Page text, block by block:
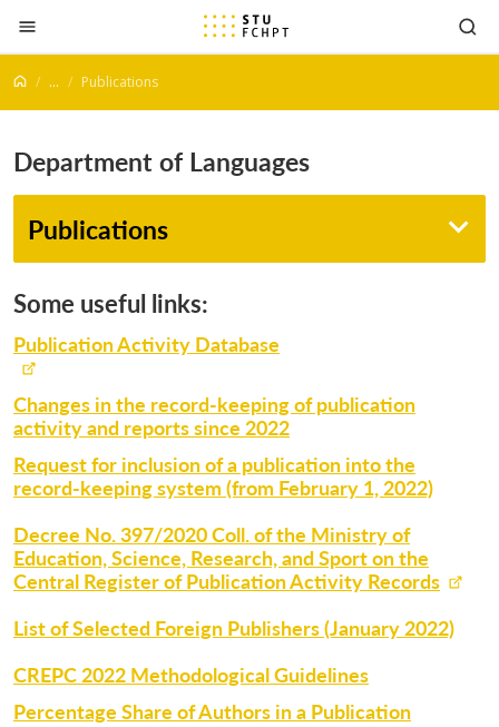
Jump to content
... Publications
Department of Languages
Publications
Some useful links:
Publication Activity Database
Changes in the record-keeping of publication
activity and reports since 2022
Request for inclusion of a publication into the
record-keeping system (from February 1, 2022)
Decree No. 397/2020 Coll. of the Ministry of
Education, Science, Research, and Sport on the
Central Register of Publication Activity Records
List of Selected Foreign Publishers (January 2022)
CREPC 2022 Methodological Guidelines
Percentage Share of Authors in a Publication